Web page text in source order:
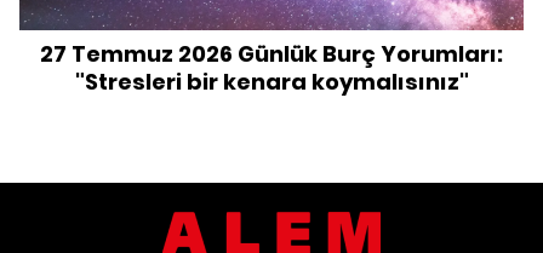
27 Temmuz 2026 Günlük Burç Yorumları:
"Stresleri bir kenara koymalısınız"